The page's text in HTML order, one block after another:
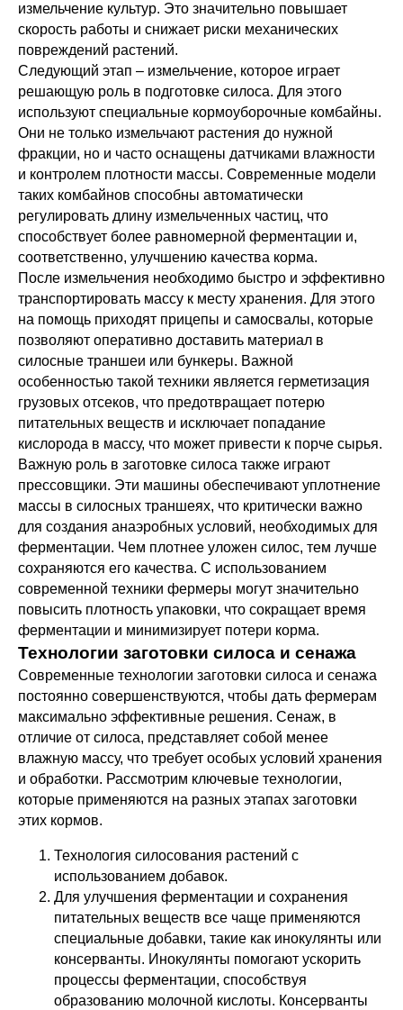
измельчение культур. Это значительно повышает
скорость работы и снижает риски механических
повреждений растений.
Следующий этап – измельчение, которое играет
решающую роль в подготовке силоса. Для этого
используют специальные кормоуборочные комбайны.
Они не только измельчают растения до нужной
фракции, но и часто оснащены датчиками влажности
и контролем плотности массы. Современные модели
таких комбайнов способны автоматически
регулировать длину измельченных частиц, что
способствует более равномерной ферментации и,
соответственно, улучшению качества корма.
После измельчения необходимо быстро и эффективно
транспортировать массу к месту хранения. Для этого
на помощь приходят прицепы и самосвалы, которые
позволяют оперативно доставить материал в
силосные траншеи или бункеры. Важной
особенностью такой техники является герметизация
грузовых отсеков, что предотвращает потерю
питательных веществ и исключает попадание
кислорода в массу, что может привести к порче сырья.
Важную роль в заготовке силоса также играют
прессовщики. Эти машины обеспечивают уплотнение
массы в силосных траншеях, что критически важно
для создания анаэробных условий, необходимых для
ферментации. Чем плотнее уложен силос, тем лучше
сохраняются его качества. С использованием
современной техники фермеры могут значительно
повысить плотность упаковки, что сокращает время
ферментации и минимизирует потери корма.
Технологии заготовки силоса и сенажа
Современные технологии заготовки силоса и сенажа
постоянно совершенствуются, чтобы дать фермерам
максимально эффективные решения. Сенаж, в
отличие от силоса, представляет собой менее
влажную массу, что требует особых условий хранения
и обработки. Рассмотрим ключевые технологии,
которые применяются на разных этапах заготовки
этих кормов.
Технология силосования растений с
использованием добавок.
Для улучшения ферментации и сохранения
питательных веществ все чаще применяются
специальные добавки, такие как инокулянты или
консерванты. Инокулянты помогают ускорить
процессы ферментации, способствуя
образованию молочной кислоты. Консерванты